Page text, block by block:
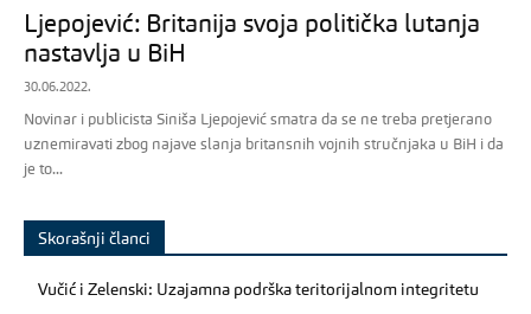
Ljepojević: Britanija svoja politička lutanja
nastavlja u BiH
30.06.2022.
Novinar i publicista Siniša Ljepojević smatra da se ne treba pretjerano
uznemiravati zbog najave slanja britansnih vojnih stručnjaka u BiH i da
je to...
Skorašnji članci
Vučić i Zelenski: Uzajamna podrška teritorijalnom integritetu